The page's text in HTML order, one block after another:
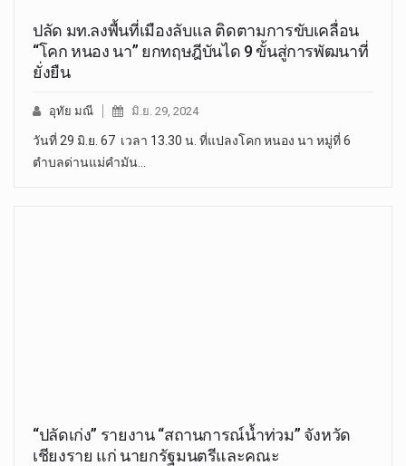
ปลัด มท.ลงพื้นที่เมืองลับแล ติดตามการขับเคลื่อน
“โคก หนอง นา” ยกทฤษฎีบันได 9 ขั้นสู่การพัฒนาที่
ยั่งยืน
อุทัย มณี มิ.ย. 29, 2024
วันที่ 29 มิ.ย. 67 เวลา 13.30 น. ที่แปลงโคก หนอง นา หมู่ที่ 6
ตำบลด่านแม่คำมัน…
“ปลัดเก่ง” รายงาน “สถานการณ์น้ำท่วม” จังหวัด
เชียงราย แก่ นายกรัฐมนตรีและคณะ